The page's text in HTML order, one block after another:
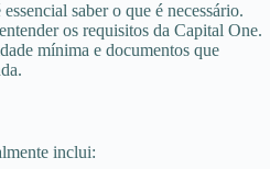
saber o que é necessário.
os requisitos da Capital One.
mínima e documentos que
inclui: